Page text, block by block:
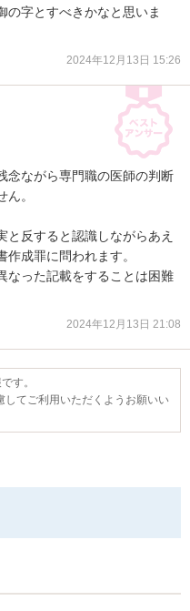
の字とすべきかなと思いま
2024年12月13日 15:26
念ながら専門職の医師の判断
。
と反すると認識しながらあえ
成罪に問われます。
なった記載をすることは困難
2024年12月13日 21:08
す。
してご利用いただくようお願いい